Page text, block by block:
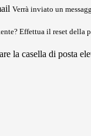
Verrà inviato un
Effettua il reset della
la casella di posta